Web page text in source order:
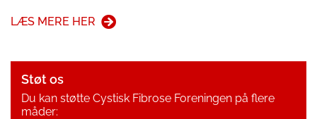
LÆS MERE HER
Støt os
Du kan støtte Cystisk Fibrose Foreningen på flere
måder: